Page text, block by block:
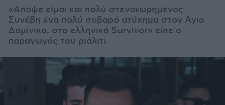
«Απόψε είμαι και πολύ στενοχωρημένος.
Συνέβη ένα πολύ σοβαρό ατύχημα στον Άγιο
Δομίνικο, στο ελληνικό Survivor» είπε ο
παραγωγός του ριάλιτι